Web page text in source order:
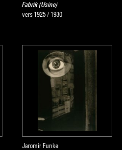
Fabrik (Usine)
vers 1925 / 1930
Jaromir Funke